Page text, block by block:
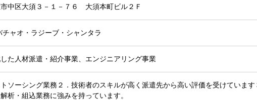
中区大須３－１－７６ 大須本町ビル２Ｆ
ャオ・ラジーブ・シャンタラ
た人材派遣・紹介事業、エンジニアリング事業
ソーシング業務２．技術者のスキルが高く派遣先から高い評価を受けていま
析・組込業務に強みを持っています。